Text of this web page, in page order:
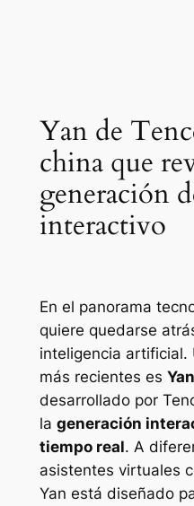
Yan de
china que
generación
interactivo
En el panorama
quiere quedarse
inteligencia artificial.
más recientes es Yan
desarrollado por
la generación
tiempo real. A
asistentes virtuales
Yan está diseñado